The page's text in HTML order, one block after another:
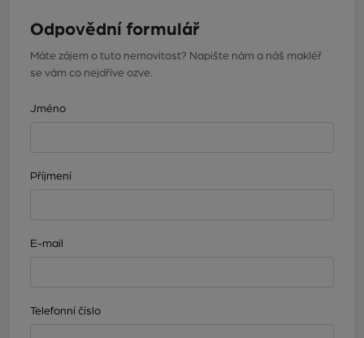
Odpovědní formulář
Máte zájem o tuto nemovitost? Napište nám a náš makléř
se vám co nejdříve ozve.
Jméno
Příjmení
E-mail
Telefonní číslo